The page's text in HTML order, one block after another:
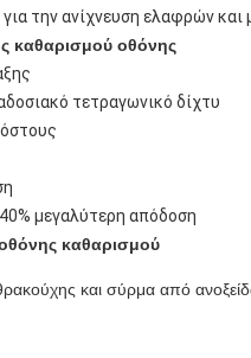
την ανίχνευση ελαφρών και
καθαρισμού οθόνης
τετραγωνικό δίχτυ
μεγαλύτερη απόδοση
καθαρισμού
και σύρμα από